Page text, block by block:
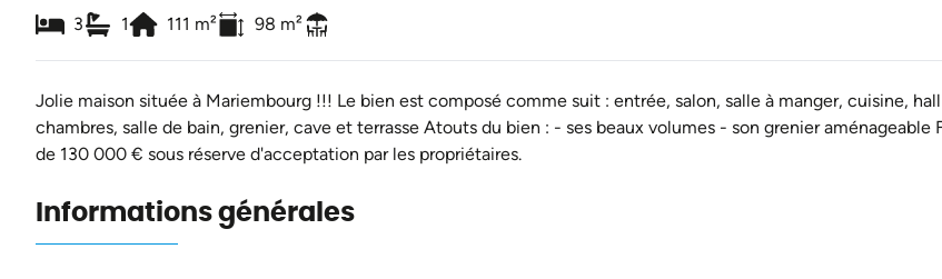
3 1 111 m² 98 m²
Jolie maison située à Mariembourg !!! Le bien est composé comme suit : entrée, salon, salle à manger, cuisine,
chambres, salle de bain, grenier, cave et terrasse Atouts du bien : - ses beaux volumes - son grenier aménageable
de 130 000 € sous réserve d'acceptation par les propriétaires.
Informations générales